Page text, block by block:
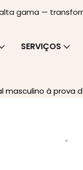
gama —
SERVIÇOS
à prova